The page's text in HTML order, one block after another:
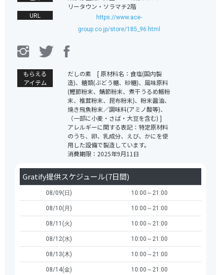
リータウン・ソラマチ2階
URL
https://www.ace-
group.co.jp/store/185_96.html
もらえる
アイテム
だしの素 [ 原材料名：食塩(国内製
造)、糖類(ぶどう糖、砂糖)、風味原料
(鰹節粉末、鯖節粉末、煮干うるめ鰯粉
末、椎茸粉末、昆布粉末)、粉末醤油、
焼き飛魚粉末／調味料(アミノ酸等)、
（一部に小麦・さば・大豆を含む) ]
アレルギーに関する表記：特定原材料
のうち、卵、乳成分、えび、かにを使
用した設備で製造しています。
消費期限：2025年9月11日
Gratify提供スケジュール(7日間)
08/09(日) 10:00～21:00
08/10(月) 10:00～21:00
08/11(火) 10:00～21:00
08/12(水) 10:00～21:00
08/13(木) 10:00～21:00
08/14(金) 10:00～21:00